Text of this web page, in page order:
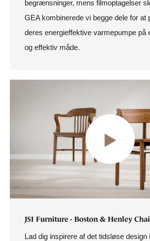
begrænsninger, mens filmoptagelser
GEA kombinerede vi begge dele for
deres energieffektive varmepumpe på
og effektiv måde.
JSI Furniture - Boston & Henley
Lad dig inspirere af det tidsløse design